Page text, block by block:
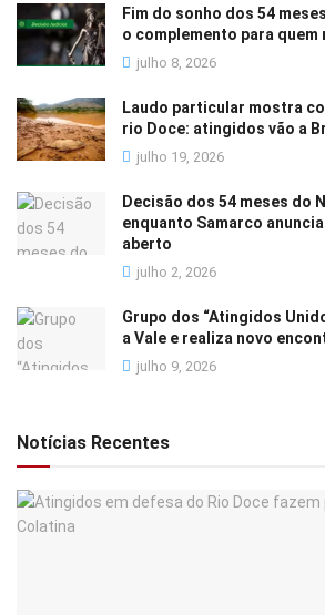
Fim do sonho dos 54
o complemento para quem
julho 8, 2026
Laudo particular mostra
rio Doce: atingidos vão a
julho 19, 2026
Decisão dos 54 meses do
enquanto Samarco
aberto
julho 2, 2026
Grupo dos “Atingidos
a Vale e realiza novo
julho 9, 2026
Notícias Recentes